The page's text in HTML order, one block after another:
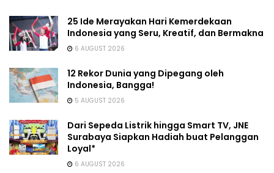
25 Ide Merayakan Hari Kemerdekaan
Indonesia yang Seru, Kreatif, dan Bermakna
6 AUGUST 2026
12 Rekor Dunia yang Dipegang oleh
Indonesia, Bangga!
5 AUGUST 2026
Dari Sepeda Listrik hingga Smart TV, JNE
Surabaya Siapkan Hadiah buat Pelanggan
Loyal*
6 AUGUST 2026